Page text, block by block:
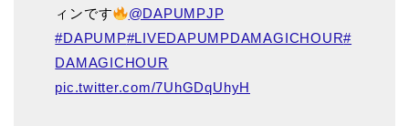
ィンです
@DAPUMPJP
#DAPUMP#LIVEDAPUMPDAMAGICHOUR#
DAMAGICHOUR
pic.twitter.com/7UhGDqUhyH